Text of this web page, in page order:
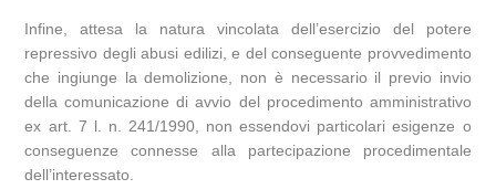
Infine, attesa la natura vincolata dell’esercizio del potere
repressivo degli abusi edilizi, e del conseguente provvedimento
che ingiunge la demolizione, non è necessario il previo invio
della comunicazione di avvio del procedimento amministrativo
ex art. 7 l. n. 241/1990, non essendovi particolari esigenze o
conseguenze connesse alla partecipazione procedimentale
dell’interessato.